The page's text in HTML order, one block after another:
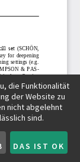
die Funktionalität
der Website zu
nicht abgelehnt
sind.
DAS IST OK